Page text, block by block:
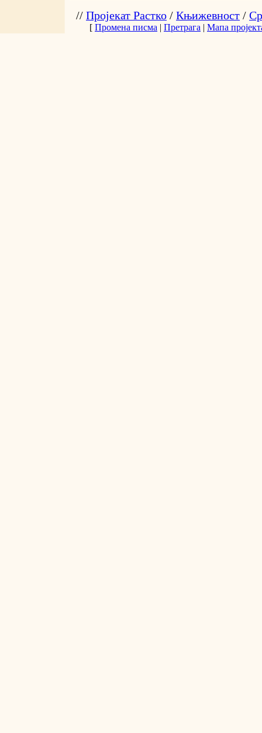
// Пројекат Растко / Књижевност /
[ Промена писма | Претрага | Мапа